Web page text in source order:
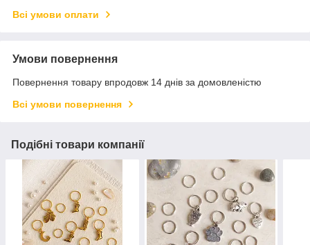
Всі умови оплати
Умови повернення
Повернення товару впродовж 14 днів за домовленістю
Всі умови повернення
Подібні товари компанії